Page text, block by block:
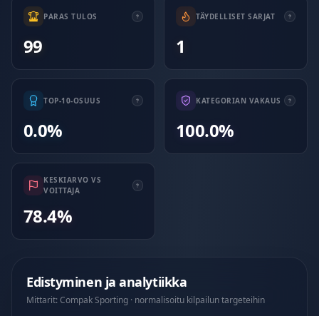
PARAS TULOS
99
TÄYDELLISET SARJAT
1
TOP-10-OSUUS
0.0%
KATEGORIAN VAKAUS
100.0%
KESKIARVO VS
VOITTAJA
78.4%
Edistyminen ja analytiikka
Mittarit: Compak Sporting · normalisoitu kilpailun targeteihin